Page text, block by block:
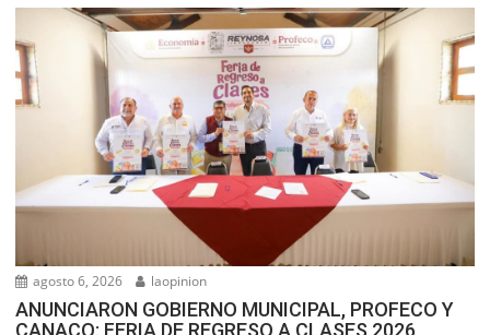
agosto 6, 2026 laopinion
ANUNCIARON GOBIERNO MUNICIPAL, PROFECO Y
CANACO: FERIA DE REGRESO A CLASES 2026